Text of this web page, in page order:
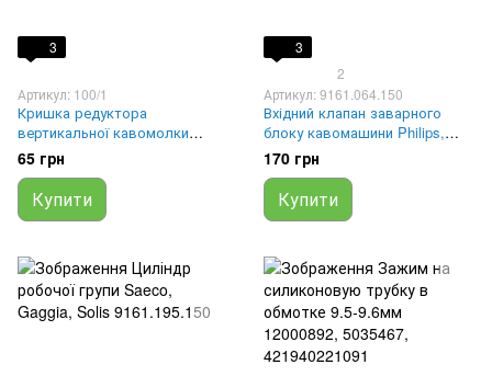
3
Артикул: 100/1
Кришка редуктора
вертикальної кавомолки
Saeco, Gaggia
65 грн
Купити
3
2
Артикул: 9161.064.150
Вхідний клапан заварного
блоку кавомашини Philips,
Saeco, Gaggia 20000440,
0301.R04.150, 9161.064.150,
1192026
170 грн
Купити